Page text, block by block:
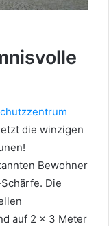
die winzigen
Bewohner
Die
auf 2 x 3 Meter